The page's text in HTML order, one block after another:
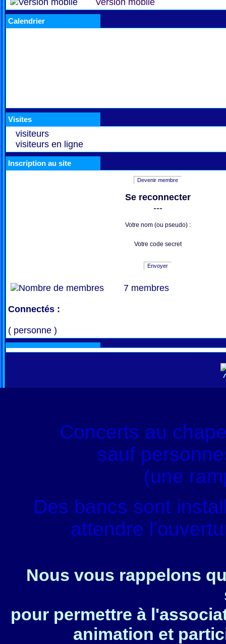
Version mobile
Calendrier
Visites
visiteurs
visiteurs en ligne
Inscription au site
Devenir membre
Se reconnecter
---
Votre nom (ou pseudo) :
Votre code secret
Envoyer
7 membres
Connectés :
( personne )
Concerts au
sauf
(une
Des bancs sont
attendre
Nous vous rappelons
pour permettre à
animation et